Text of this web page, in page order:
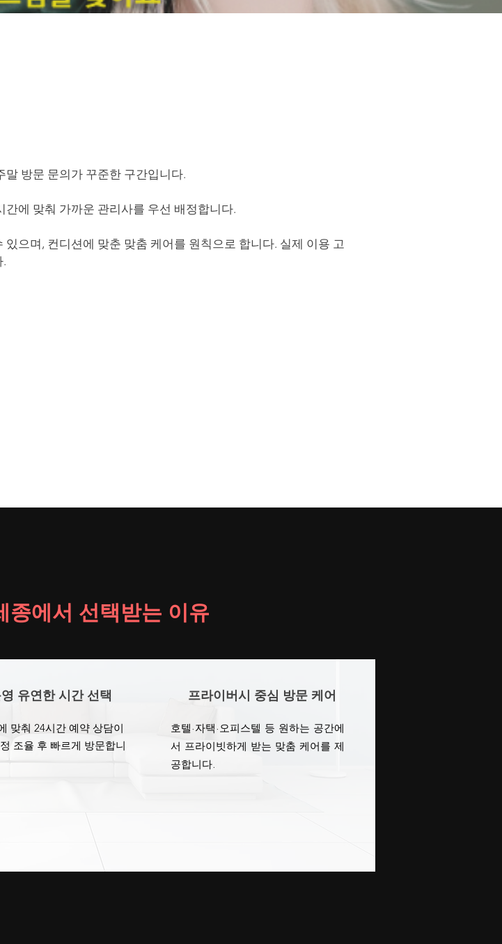
방문 문의가 꾸준한 구간입니다.
간에 맞춰 가까운 관리사를 우선 배정합니다.
있으며, 컨디션에 맞춘 맞춤 케어를 원칙으로 합니다. 실제 이용 고
.
종에서 선택받는 이유
유연한 시간 선택
맞춰 24시간 예약 상담이
조율 후 빠르게 방문합니
프라이버시 중심 방문 케어
호텔·자택·오피스텔 등 원하는 공간에
서 프라이빗하게 받는 맞춤 케어를 제
공합니다.